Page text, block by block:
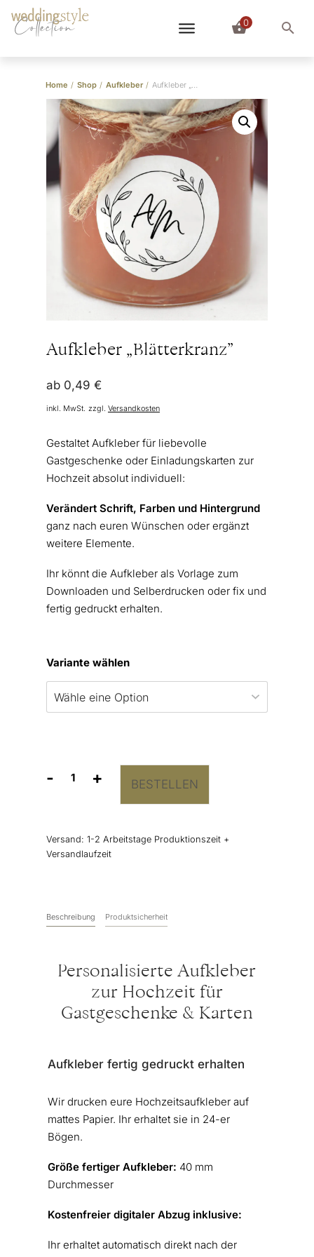
Collection 0
Home / Shop / Aufkleber / Aufkleber „Blätterkranz”
Aufkleber „Blätterkranz”
ab 0,49 €
inkl. MwSt. zzgl. Versandkosten
Gestaltet Aufkleber für liebevolle
Gastgeschenke oder Einladungskarten zur
Hochzeit absolut individuell:
Verändert Schrift, Farben und Hintergrund
ganz nach euren Wünschen oder ergänzt
weitere Elemente.
Ihr könnt die Aufkleber als Vorlage zum
Downloaden und Selberdrucken oder fix und
fertig gedruckt erhalten.
Variante wählen
-
Aufkleber+ BESTELLEN
Versand: 1-2 Arbeitstage Produktionszeit +
Versandlaufzeit
Beschreibung Produktsicherheit
Personalisierte Aufkleber
zur Hochzeit für
Gastgeschenke & Karten
Aufkleber fertig gedruckt erhalten
Wir drucken eure Hochzeitsaufkleber auf
mattes Papier. Ihr erhaltet sie in 24-er
Bögen.
Größe fertiger Aufkleber: 40 mm
Durchmesser
Kostenfreier digitaler Abzug inklusive:
Ihr erhaltet automatisch direkt nach der